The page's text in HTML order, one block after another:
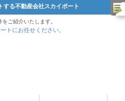
する不動産会社スカイポート
ご紹介いたします。
トにお任せください。